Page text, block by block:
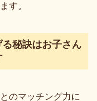
す。
秘訣はお子さん
のマッチング力に